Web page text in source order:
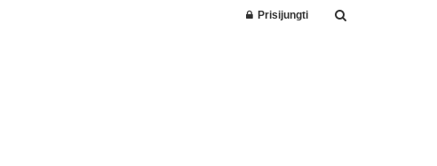
Prisijungti